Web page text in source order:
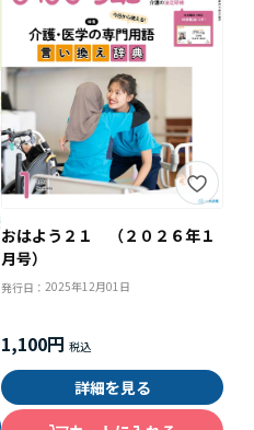
おはよう２１ （２０２６年１
月号）
発行日： 2025年12月01日
1,100円
詳細を見る